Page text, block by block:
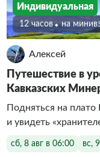
Индивидуальная
12 часов На
Алексей
Путешествие в
Кавказских
Подняться на
и увидеть
сб, 8 авг в 06:00 вс,